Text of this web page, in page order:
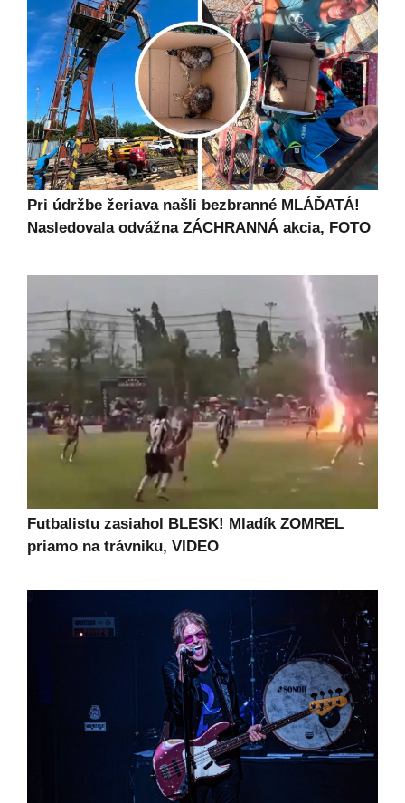
Pri údržbe žeriava našli bezbranné MLÁĎATÁ!
Nasledovala odvážna ZÁCHRANNÁ akcia, FOTO
Futbalistu zasiahol BLESK! Mladík ZOMREL
priamo na trávniku, VIDEO